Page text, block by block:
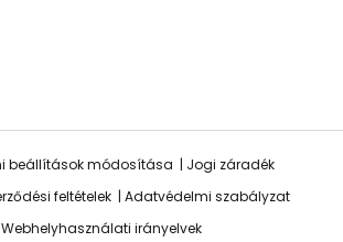
beállítások módosítása
Jogi záradék
feltételek
Adatvédelmi szabályzat
Webhelyhasználati irányelvek